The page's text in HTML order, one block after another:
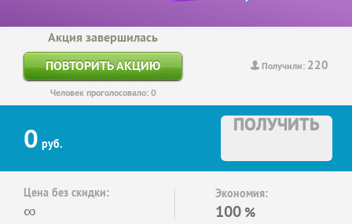
Получили: 220
Акция завершилась
ПОВТОРИТЬ АКЦИЮ
Человек проголосовало: 0
0 руб.
ПОЛУЧИТЬ
Цена без скидки:
∞
Экономия:
100 %